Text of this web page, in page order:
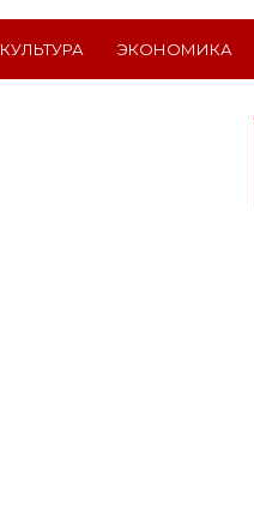
КУЛЬТУРА ЭКОНОМИКА